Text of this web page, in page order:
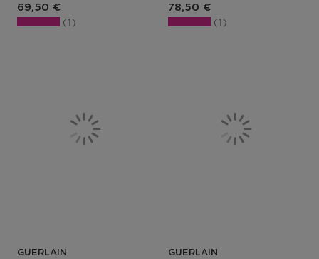
Prix du produit
69,50 €
1
Prix du produit
78,50 €
1
GUERLAIN GUERLAIN